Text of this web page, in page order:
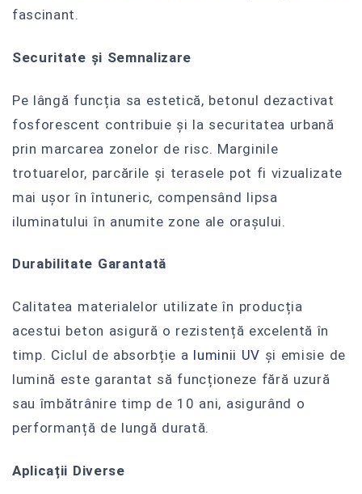
fascinant.
Securitate și Semnalizare
Pe lângă funcția sa estetică, betonul dezactivat
fosforescent contribuie și la securitatea urbană
prin marcarea zonelor de risc. Marginile
trotuarelor, parcările și terasele pot fi vizualizate
mai ușor în întuneric, compensând lipsa
iluminatului în anumite zone ale orașului.
Durabilitate Garantată
Calitatea materialelor utilizate în producția
acestui beton asigură o rezistență excelentă în
timp. Ciclul de absorbție a luminii UV și emisie de
lumină este garantat să funcționeze fără uzură
sau îmbătrânire timp de 10 ani, asigurând o
performanță de lungă durată.
Aplicații Diverse